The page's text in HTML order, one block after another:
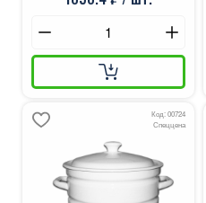
Код: 00724
Спеццена